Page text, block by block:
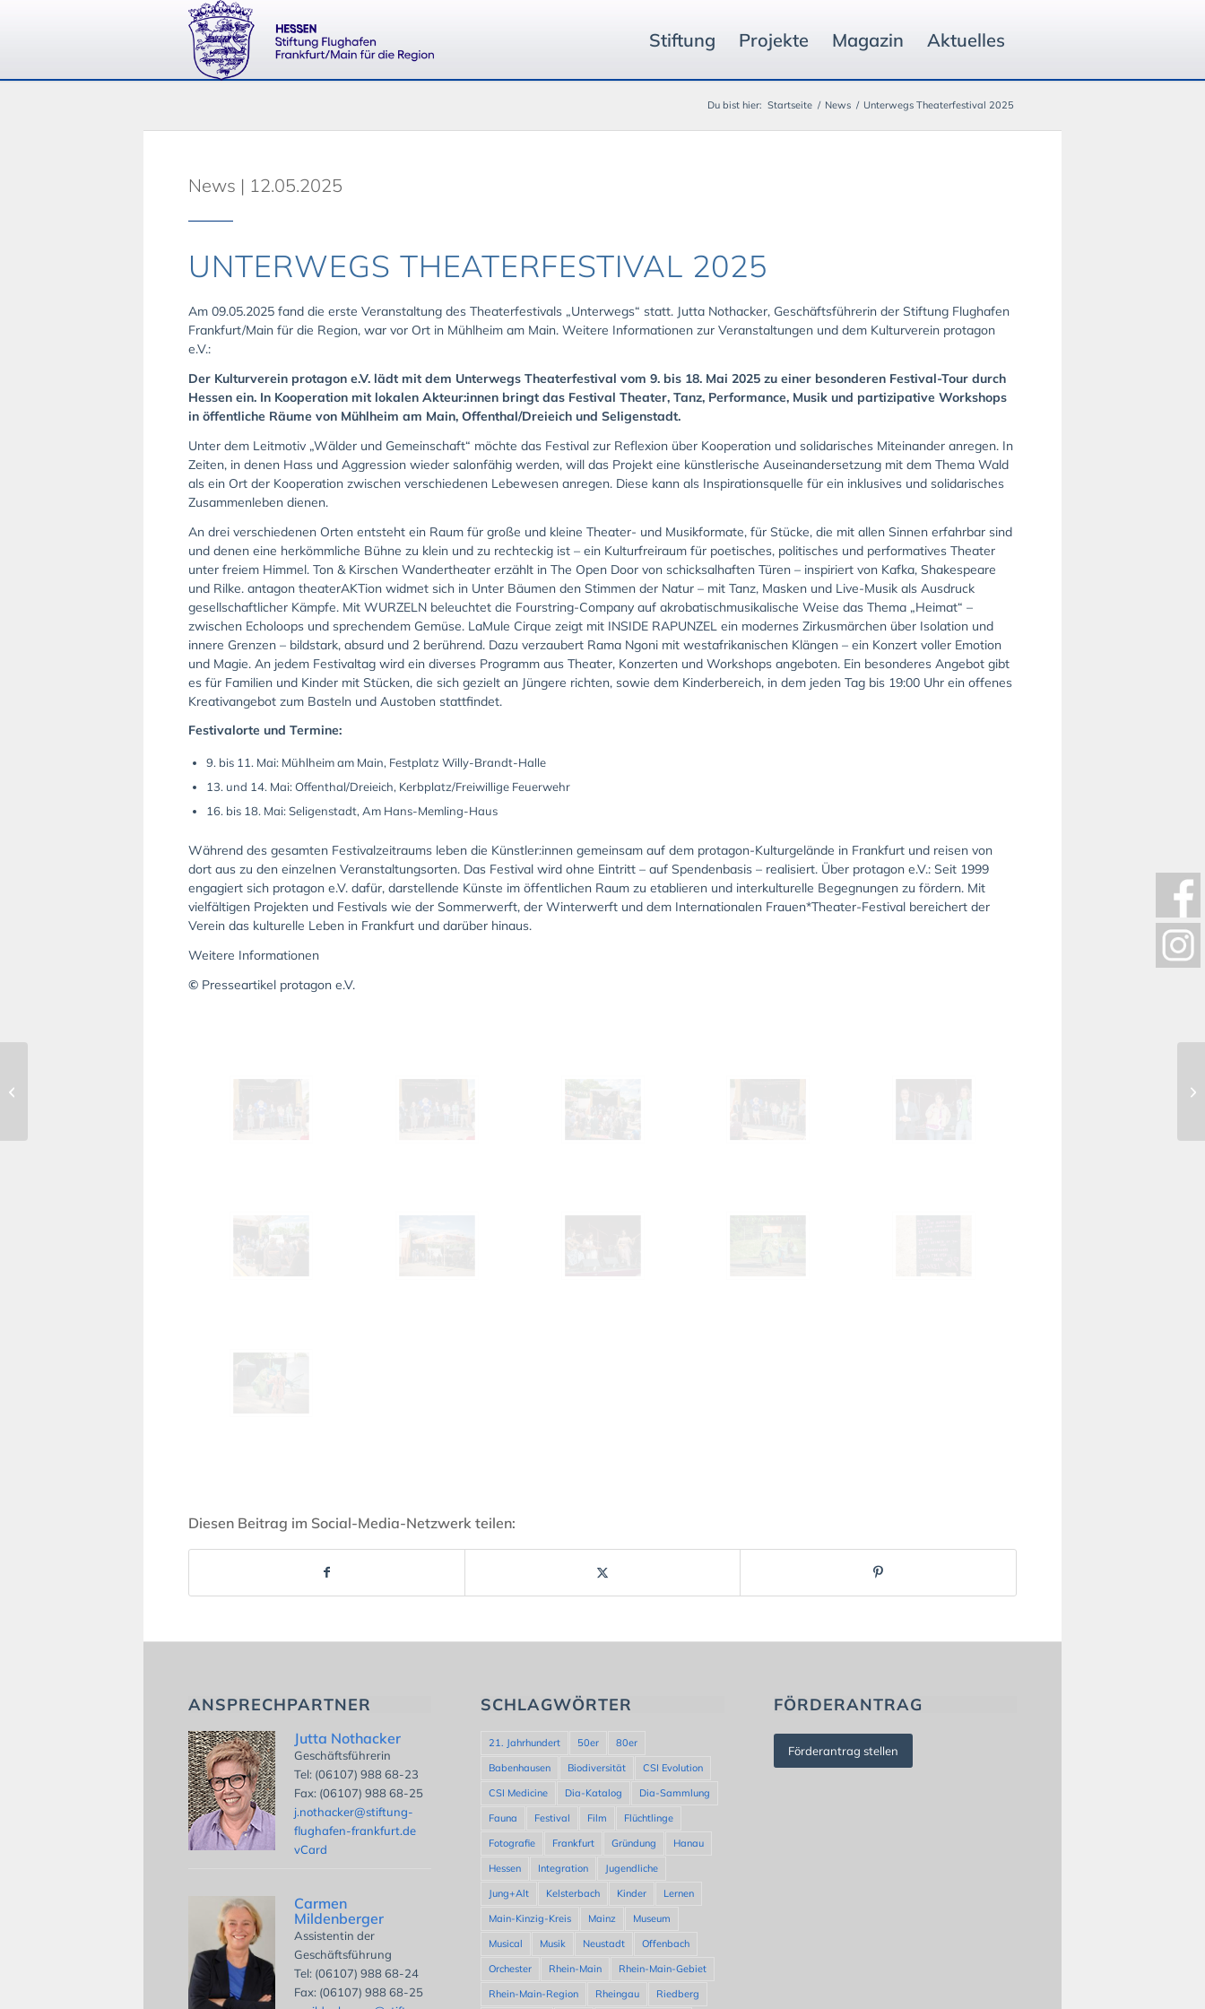
Stiftung Projekte Magazin Aktuelles
Du bist hier: Startseite / News / Unterwegs Theaterfestival 2025
News | 12.05.2025
UNTERWEGS THEATERFESTIVAL 2025
Am 09.05.2025 fand die erste Veranstaltung des Theaterfestivals „Unterwegs“ statt. Jutta Nothacker, Geschäftsführerin der Stiftung Flughafen
Frankfurt/Main für die Region, war vor Ort in Mühlheim am Main. Weitere Informationen zur Veranstaltungen und dem Kulturverein protagon
e.V.:
Der Kulturverein protagon e.V. lädt mit dem Unterwegs Theaterfestival vom 9. bis 18. Mai 2025 zu einer besonderen Festival-Tour durch
Hessen ein. In Kooperation mit lokalen Akteur:innen bringt das Festival Theater, Tanz, Performance, Musik und partizipative Workshops
in öffentliche Räume von Mühlheim am Main, Offenthal/Dreieich und Seligenstadt.
Unter dem Leitmotiv „Wälder und Gemeinschaft“ möchte das Festival zur Reflexion über Kooperation und solidarisches Miteinander anregen. In
Zeiten, in denen Hass und Aggression wieder salonfähig werden, will das Projekt eine künstlerische Auseinandersetzung mit dem Thema Wald
als ein Ort der Kooperation zwischen verschiedenen Lebewesen anregen. Diese kann als Inspirationsquelle für ein inklusives und solidarisches
Zusammenleben dienen.
An drei verschiedenen Orten entsteht ein Raum für große und kleine Theater- und Musikformate, für Stücke, die mit allen Sinnen erfahrbar sind
und denen eine herkömmliche Bühne zu klein und zu rechteckig ist – ein Kulturfreiraum für poetisches, politisches und performatives Theater
unter freiem Himmel. Ton & Kirschen Wandertheater erzählt in The Open Door von schicksalhaften Türen – inspiriert von Kafka, Shakespeare
und Rilke. antagon theaterAKTion widmet sich in Unter Bäumen den Stimmen der Natur – mit Tanz, Masken und Live-Musik als Ausdruck
gesellschaftlicher Kämpfe. Mit WURZELN beleuchtet die Fourstring-Company auf akrobatischmusikalische Weise das Thema „Heimat“ –
zwischen Echoloops und sprechendem Gemüse. LaMule Cirque zeigt mit INSIDE RAPUNZEL ein modernes Zirkusmärchen über Isolation und
innere Grenzen – bildstark, absurd und 2 berührend. Dazu verzaubert Rama Ngoni mit westafrikanischen Klängen – ein Konzert voller Emotion
und Magie. An jedem Festivaltag wird ein diverses Programm aus Theater, Konzerten und Workshops angeboten. Ein besonderes Angebot gibt
es für Familien und Kinder mit Stücken, die sich gezielt an Jüngere richten, sowie dem Kinderbereich, in dem jeden Tag bis 19:00 Uhr ein offenes
Kreativangebot zum Basteln und Austoben stattfindet.
Festivalorte und Termine:
9. bis 11. Mai: Mühlheim am Main, Festplatz Willy-Brandt-Halle
13. und 14. Mai: Offenthal/Dreieich, Kerbplatz/Freiwillige Feuerwehr
16. bis 18. Mai: Seligenstadt, Am Hans-Memling-Haus
Während des gesamten Festivalzeitraums leben die Künstler:innen gemeinsam auf dem protagon-Kulturgelände in Frankfurt und reisen von
dort aus zu den einzelnen Veranstaltungsorten. Das Festival wird ohne Eintritt – auf Spendenbasis – realisiert. Über protagon e.V.: Seit 1999
engagiert sich protagon e.V. dafür, darstellende Künste im öffentlichen Raum zu etablieren und interkulturelle Begegnungen zu fördern. Mit
vielfältigen Projekten und Festivals wie der Sommerwerft, der Winterwerft und dem Internationalen Frauen*Theater-Festival bereichert der
Verein das kulturelle Leben in Frankfurt und darüber hinaus.
Weitere Informationen
© Presseartikel protagon e.V.
Diesen Beitrag im Social-Media-Netzwerk teilen:
ANSPRECHPARTNER
Jutta Nothacker
Geschäftsführerin
Tel: (06107) 988 68-23
Fax: (06107) 988 68-25
j.nothacker@stiftung-
flughafen-frankfurt.de
vCard
Carmen
Mildenberger
Assistentin der
Geschäftsführung
Tel: (06107) 988 68-24
Fax: (06107) 988 68-25
SCHLAGWÖRTER
21. Jahrhundert 50er
80er
Babenhausen
Biodiversität
CSI Evolution
CSI Medicine
Dia-Katalog
Dia-Sammlung
Fauna
Festival Film
Flüchtlinge
Fotografie
Frankfurt Gründung
Hanau
Hessen
Integration
Jugendliche
Jung+Alt
Kelsterbach Kinder
Lernen
Main-Kinzig-Kreis
Mainz
Museum
Musical
Musik Neustadt
Offenbach
Orchester
Rhein-Main
Rhein-Main-Gebiet
Rhein-Main-Region
Rheingau Riedberg
FÖRDERANTRAG
Förderantrag stellen